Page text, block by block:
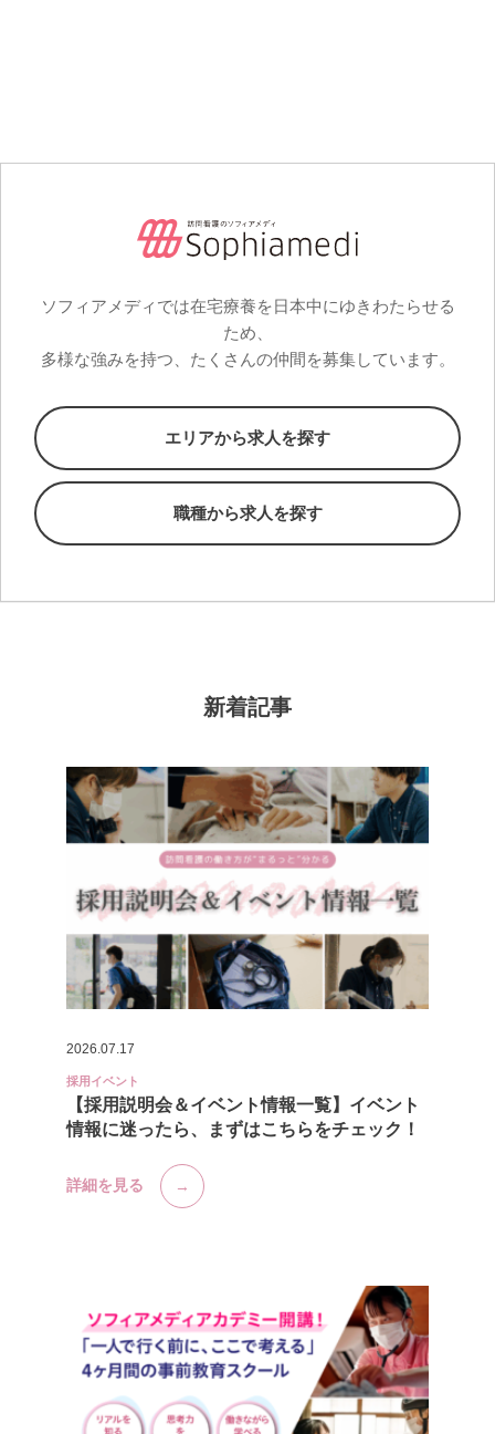
ソフィアメディでは在宅療養を日本中にゆきわたらせる
ため、
多様な強みを持つ、たくさんの仲間を募集しています。
エリアから求人を探す
職種から求人を探す
新着記事
2026.07.17
採用イベント
【採用説明会＆イベント情報一覧】イベント
情報に迷ったら、まずはこちらをチェック！
詳細を見る